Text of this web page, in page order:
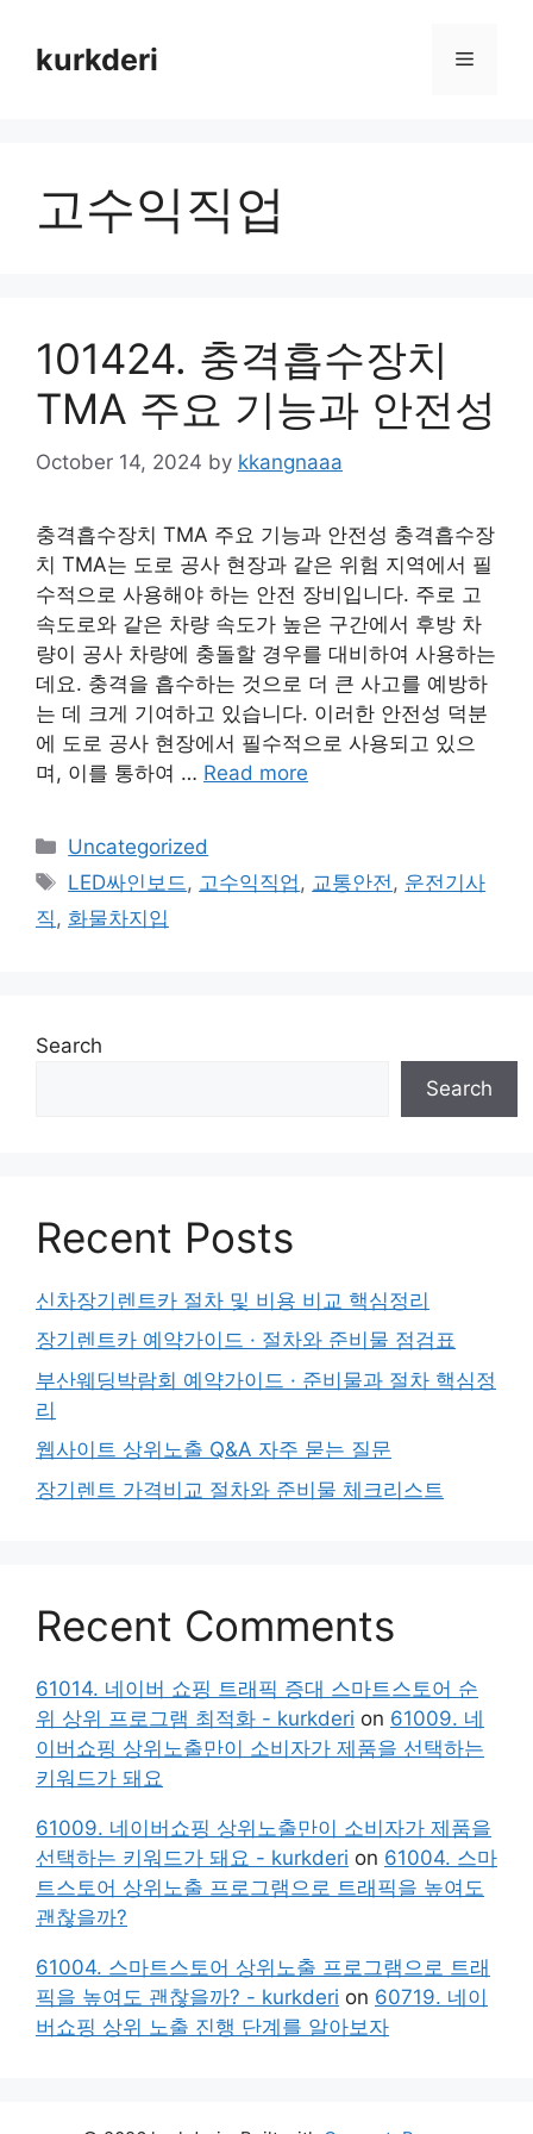
contentkurkderi Menu
고수익직업
101424. 충격흡수장치
TMA 주요 기능과 안전성
October 14, 2024 by kkangnaaa
충격흡수장치 TMA 주요 기능과 안전성 충격흡수장
치 TMA는 도로 공사 현장과 같은 위험 지역에서 필
수적으로 사용해야 하는 안전 장비입니다. 주로 고
속도로와 같은 차량 속도가 높은 구간에서 후방 차
량이 공사 차량에 충돌할 경우를 대비하여 사용하는
데요. 충격을 흡수하는 것으로 더 큰 사고를 예방하
는 데 크게 기여하고 있습니다. 이러한 안전성 덕분
에 도로 공사 현장에서 필수적으로 사용되고 있으
며, 이를 통하여 … Read more
Categories
Uncategorized
Tags
LED싸인보드 , 고수익직업 , 교통안전 , 운전기사
직 , 화물차지입
Search
Search
Recent Posts
신차장기렌트카 절차 및 비용 비교 핵심정리
장기렌트카 예약가이드 · 절차와 준비물 점검표
부산웨딩박람회 예약가이드 · 준비물과 절차 핵심정
리
웹사이트 상위노출 Q&A 자주 묻는 질문
장기렌트 가격비교 절차와 준비물 체크리스트
Recent Comments
61014. 네이버 쇼핑 트래픽 증대 스마트스토어 순
위 상위 프로그램 최적화 - kurkderi on 61009. 네
이버쇼핑 상위노출만이 소비자가 제품을 선택하는
키워드가 돼요
61009. 네이버쇼핑 상위노출만이 소비자가 제품을
선택하는 키워드가 돼요 - kurkderi on 61004. 스마
트스토어 상위노출 프로그램으로 트래픽을 높여도
괜찮을까?
61004. 스마트스토어 상위노출 프로그램으로 트래
픽을 높여도 괜찮을까? - kurkderi on 60719. 네이
버쇼핑 상위 노출 진행 단계를 알아보자